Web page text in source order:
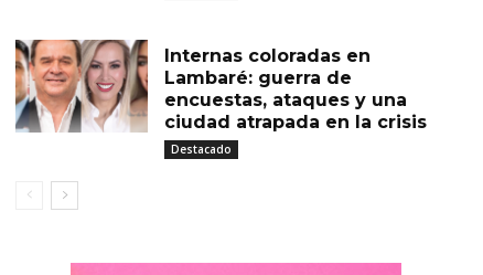
Internas coloradas en
Lambaré: guerra de
encuestas, ataques y una
ciudad atrapada en la crisis
Destacado